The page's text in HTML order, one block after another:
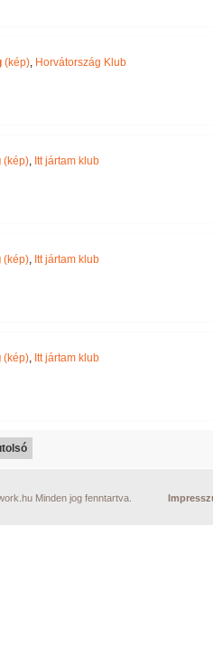
(kép), Horvátország Klub
(kép), Itt jártam klub
(kép), Itt jártam klub
(kép), Itt jártam klub
Minden jog fenntartva.